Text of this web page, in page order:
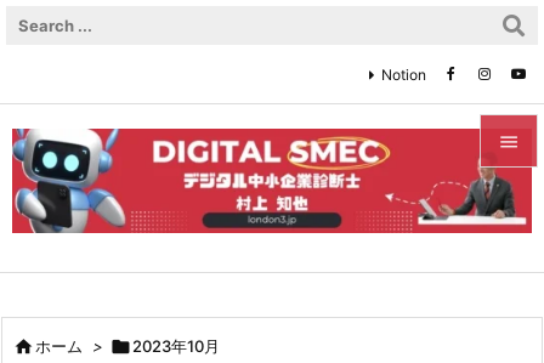


メニュ

Notion
ホーム > 2023年10月